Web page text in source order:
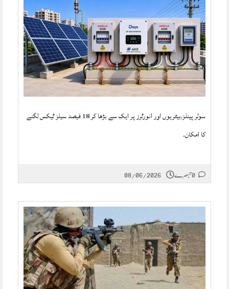
سولر پینلز,بیٹریوں اور انورٹرز پر ایک سے بڑھا کر 18 فیصد سیلز ٹیکس لگنے
کا امکان۔
08/06/2026